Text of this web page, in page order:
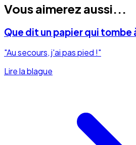
Vous aimerez aussi...
Que dit un papier qui tombe
"Au secours, j'ai pas pied !"
Lire la blague